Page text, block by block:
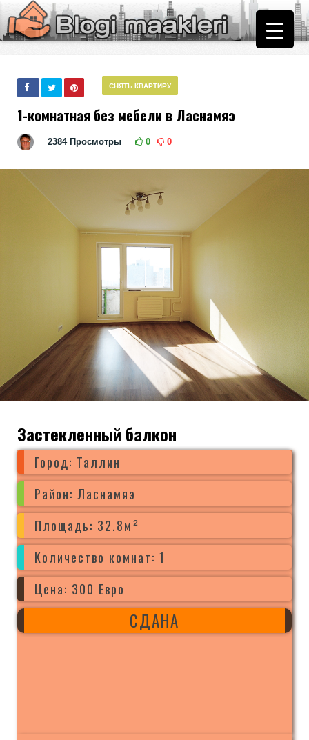
СНЯТЬ КВАРТИРУ
1-комнатная без мебели в Ласнамяэ
2384 Просмотры 0 0
Застекленный балкон
Город: Таллин
Район: Ласнамяэ
Площадь: 32.8м²
Количество комнат: 1
Цена: 300 Евро
СДАНА